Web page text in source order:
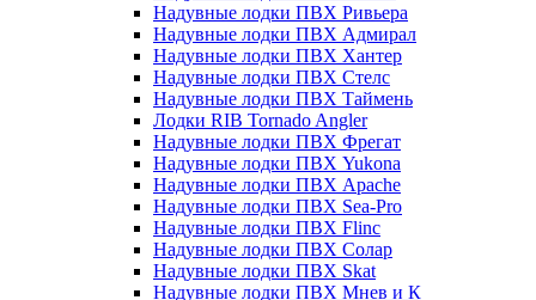
Надувные лодки ПВХ Ривьера
Надувные лодки ПВХ Адмирал
Надувные лодки ПВХ Хантер
Надувные лодки ПВХ Стелс
Надувные лодки ПВХ Таймень
Лодки RIB Tornado Angler
Надувные лодки ПВХ Фрегат
Надувные лодки ПВХ Yukona
Надувные лодки ПВХ Apache
Надувные лодки ПВХ Sea-Pro
Надувные лодки ПВХ Flinc
Надувные лодки ПВХ Солар
Надувные лодки ПВХ Skat
Надувные лодки ПВХ Мнев и К